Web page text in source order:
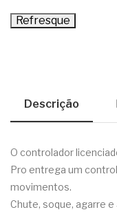
Descrição
O controlador
Pro entrega um
movimentos.
Chute, soque, agarre